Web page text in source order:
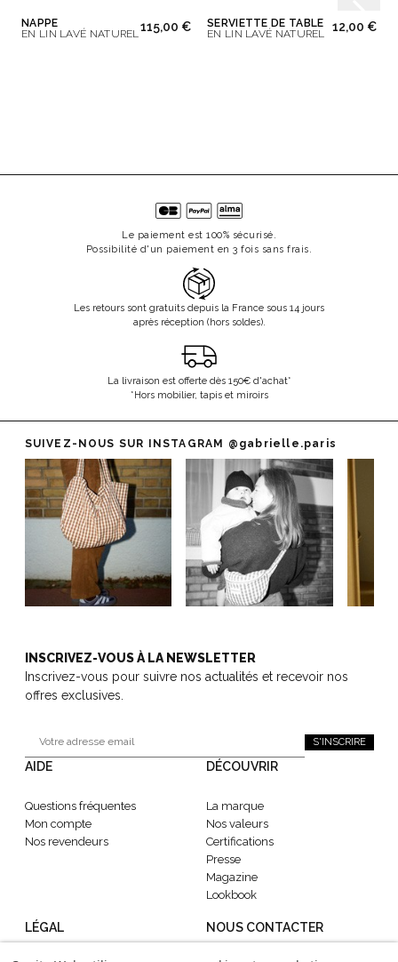
NAPPE
EN LIN LAVÉ NATUREL115,00 €
SERVIETTE DE TABLE
EN LIN LAVÉ NATUREL
12,00 €
Le paiement est 100% sécurisé.
Possibilité d'un paiement en 3 fois sans frais.
Les retours sont gratuits depuis la France sous 14 jours
après réception (hors soldes).
La livraison est offerte dès 150€ d'achat*
*Hors mobilier, tapis et miroirs
SUIVEZ-NOUS SUR INSTAGRAM @gabrielle.paris
INSCRIVEZ-VOUS À LA NEWSLETTER
Inscrivez-vous pour suivre nos actualités et recevoir nos
offres exclusives.
S'INSCRIRE
AIDE
Questions fréquentes
Mon compte
Nos revendeurs
DÉCOUVRIR
La marque
Nos valeurs
Certifications
Presse
Magazine
Lookbook
LÉGAL NOUS CONTACTER